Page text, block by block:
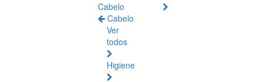
Cabelo
Cabelo
Ver
todos
Higiene